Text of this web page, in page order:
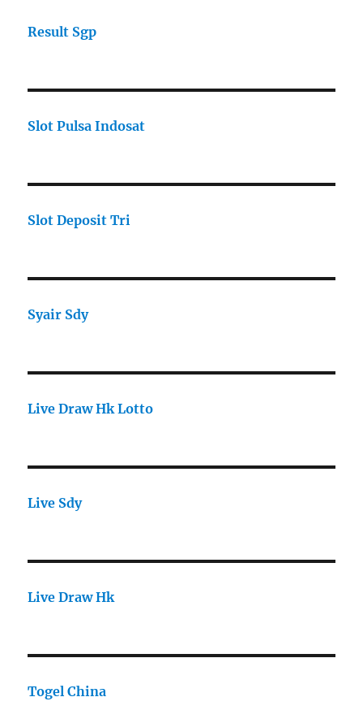
Result Sgp
Slot Pulsa Indosat
Slot Deposit Tri
Syair Sdy
Live Draw Hk Lotto
Live Sdy
Live Draw Hk
Togel China